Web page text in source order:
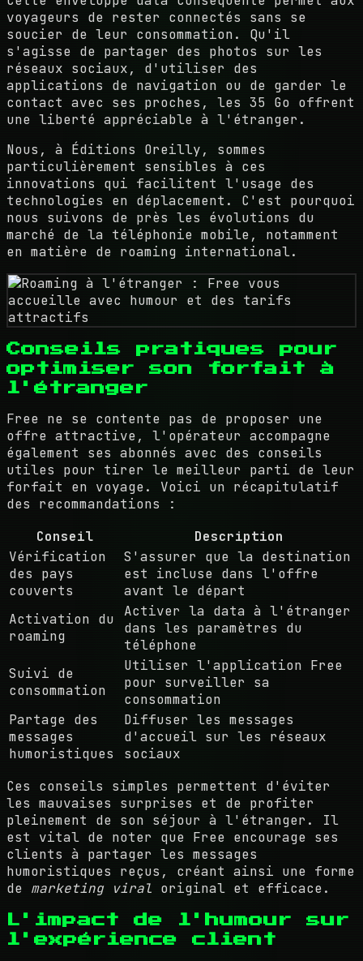
voyageurs de rester connectés sans se
soucier de leur consommation. Qu'il
s'agisse de partager des photos sur les
réseaux sociaux, d'utiliser des
applications de navigation ou de garder le
contact avec ses proches, les 35 Go offrent
une liberté appréciable à l'étranger.
Nous, à Éditions Oreilly, sommes
particulièrement sensibles à ces
innovations qui facilitent l'usage des
technologies en déplacement. C'est pourquoi
nous suivons de près les évolutions du
marché de la téléphonie mobile, notamment
en matière de roaming international.
Conseils pratiques pour
optimiser son forfait à
l'étranger
Free ne se contente pas de proposer une
offre attractive, l'opérateur accompagne
également ses abonnés avec des conseils
utiles pour tirer le meilleur parti de leur
forfait en voyage. Voici un récapitulatif
des recommandations :
Conseil
Description
Vérification
des pays
couverts
S'assurer que la destination
est incluse dans l'offre
avant le départ
Activation du
roaming
Activer la data à l'étranger
dans les paramètres du
téléphone
Suivi de
consommation
Utiliser l'application Free
pour surveiller sa
consommation
Partage des
messages
humoristiques
Diffuser les messages
d'accueil sur les réseaux
sociaux
Ces conseils simples permettent d'éviter
les mauvaises surprises et de profiter
pleinement de son séjour à l'étranger. Il
est vital de noter que Free encourage ses
clients à partager les messages
humoristiques reçus, créant ainsi une forme
de marketing viral original et efficace.
L'impact de l'humour sur
l'expérience client